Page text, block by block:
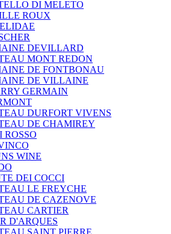
DI MELETO
ROUX
DEVILLARD
MONT REDON
DE FONTBONAU
DE VILLAINE
GERMAIN
DURFORT VIVENS
DE CHAMIREY
ROSSO
WINE
DEI COCCI
LE FREYCHE
DE CAZENOVE
CARTIER
D'ARQUES
SAINT PIERRE